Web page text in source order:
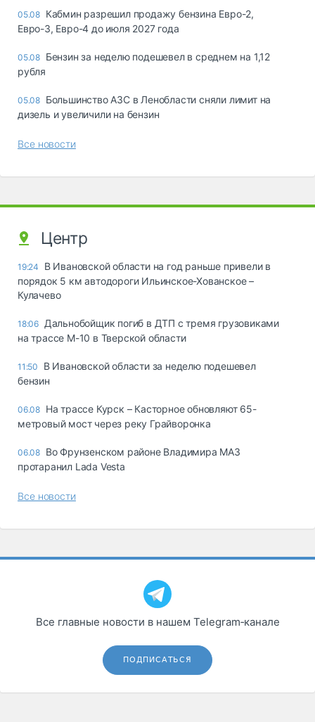
05.08 Кабмин разрешил продажу бензина Евро-2,
Евро-3, Евро-4 до июля 2027 года
05.08 Бензин за неделю подешевел в среднем на 1,12
рубля
05.08 Большинство АЗС в Ленобласти сняли лимит на
дизель и увеличили на бензин
Все новости
Центр
19:24
В Ивановской области на год раньше привели в
порядок 5 км автодороги Ильинское-Хованское –
Кулачево
18:06 Дальнобойщик погиб в ДТП с тремя грузовиками
на трассе М-10 в Тверской области
11:50
В Ивановской области за неделю подешевел
бензин
06.08 На трассе Курск – Касторное обновляют 65-
метровый мост через реку Грайворонка
06.08 Во Фрунзенском районе Владимира МАЗ
протаранил Lada Vesta
Все новости
Все главные новости в нашем Telegram‑канале
ПОДПИСАТЬСЯ